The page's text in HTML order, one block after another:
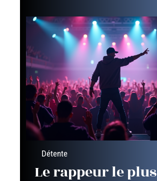
Détente
Le rappeur le plus